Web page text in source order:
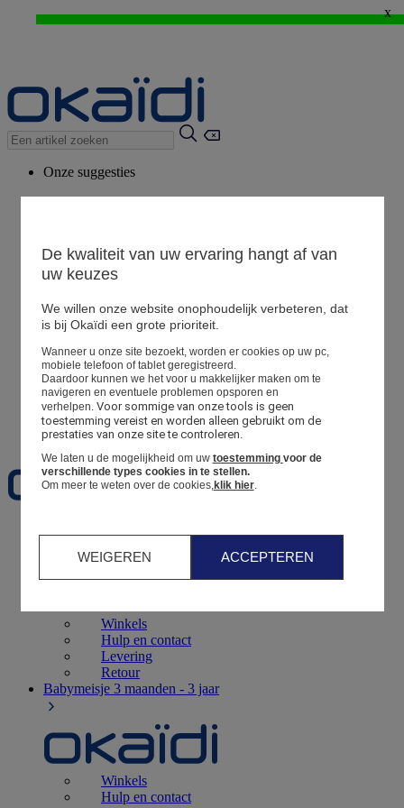
WEB ONLY: -20%* vanaf 3 aangekochte artikelen > Ik geniat ervan !
x
Onze suggesties
Bekijk alle artikelen
Winkel
Mijn informatie
Een bestelling volgen
Mandje
Favorieten
Geboorte0 - 12 maanden
Winkels
Hulp en contact
Levering
Retour
Babymeisje 3 maanden - 3 jaar
Winkels
Hulp en contact
De kwaliteit van uw ervaring hangt af van
uw keuzes
We willen onze website onophoudelijk verbeteren, dat
is bij Okaïdi een grote prioriteit.
Wanneer u onze site bezoekt, worden er cookies op uw pc,
mobiele telefoon of tablet geregistreerd.
Daardoor kunnen we het voor u makkelijker maken om te
navigeren en eventuele problemen opsporen en
verhelpen. Voor sommige van onze tools is geen
toestemming vereist en worden alleen gebruikt om de
prestaties van onze site te controleren.
We laten u de mogelijkheid om uw toestemming voor de
verschillende types cookies in te stellen.
Om meer te weten over de cookies,klik hier.
WEIGEREN ACCEPTEREN